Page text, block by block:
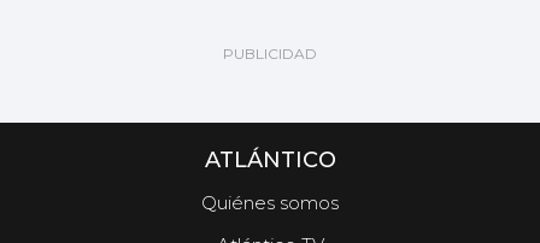
ATLÁNTICO
Quiénes somos